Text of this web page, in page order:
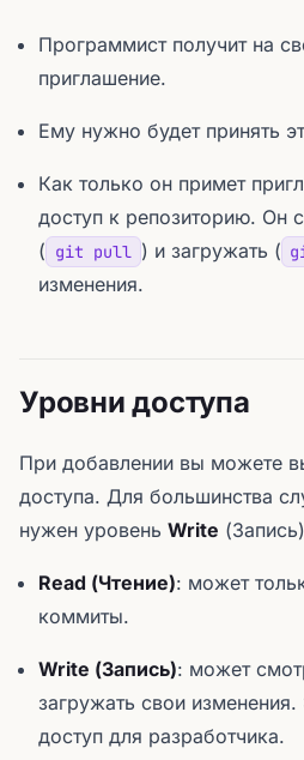
Программист получит на
приглашение.
Ему нужно будет принять
Как только он примет
доступ к репозиторию. Он
( git pull ) и загружать (
изменения.
Уровни доступа
При добавлении вы можете
доступа. Для большинства
нужен уровень Write
Read (Чтение): может
коммиты.
Write (Запись): может
загружать свои
доступ для разработчика.